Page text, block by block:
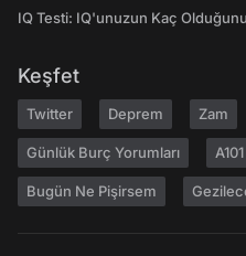
IQ Testi: IQ'unuzun Kaç
Keşfet
Twitter Deprem Zam
Günlük Burç Yorumları A101
Bugün Ne Pişirsem